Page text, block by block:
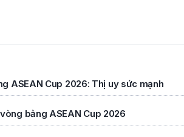
ASEAN Cup 2026: Thị uy sức mạnh
bảng ASEAN Cup 2026